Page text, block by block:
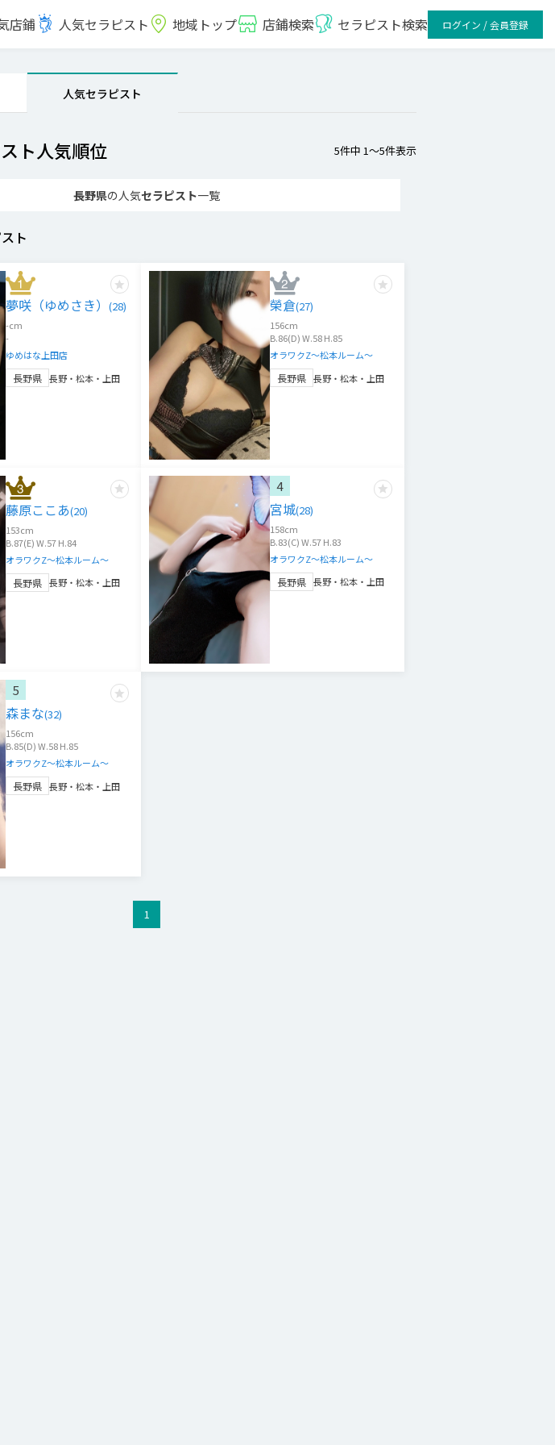
店鋪 人気セラピスト 地域トップ 店鋪検索 セラピスト検索 ログイン / 会員登録
人気セラピスト
ト人気順位 5件中 1〜5件表示
長野県の人気セラピスト一覧
ト
夢咲（ゆめさき） (28)
-cm
-
ゆめはな上田店
長野県 長野・松本・上田
榮倉(27)
156cm
B.86(D) W.58 H.85
オラワクZ～松本ルーム～
長野県 長野・松本・上田
藤原ここあ(20)
153cm
B.87(E) W.57 H.84
オラワクZ～松本ルーム～
長野県 長野・松本・上田
4
宮城(28)
158cm
B.83(C) W.57 H.83
オラワクZ～松本ルーム～
長野県 長野・松本・上田
5
森まな(32)
156cm
B.85(D) W.58 H.85
オラワクZ～松本ルーム～
長野県 長野・松本・上田
1